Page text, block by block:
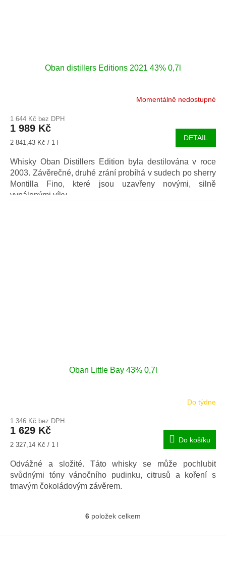
Oban distillers Editions 2021 43% 0,7l
Momentálně nedostupné
1 644 Kč bez DPH
1 989 Kč
Měrná
2 841,43 Kč / 1 l
DETAIL
Whisky Oban Distillers Edition byla destilována v roce
2003. Závěrečné, druhé zrání probíhá v sudech po sherry
Montilla Fino, které jsou uzavřeny novými, silně
vypálenými víky.
Oban Little Bay 43% 0,7l
Do týdne
1 346 Kč bez DPH
1 629 Kč
Měrná
2 327,14 Kč / 1 l
Do košíku
Odvážné a složité. Táto whisky se může pochlubit
svůdnými tóny vánočního pudinku, citrusů a koření s
tmavým čokoládovým závěrem.
O
l
6 položek celkem